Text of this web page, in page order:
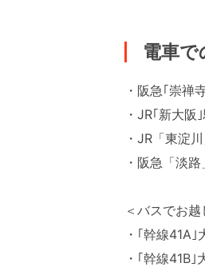
電車で
・阪急｢崇禅
・JR｢新大阪
・JR「東淀
・阪急「淡
＜バスでお
・｢幹線41A
・｢幹線41B